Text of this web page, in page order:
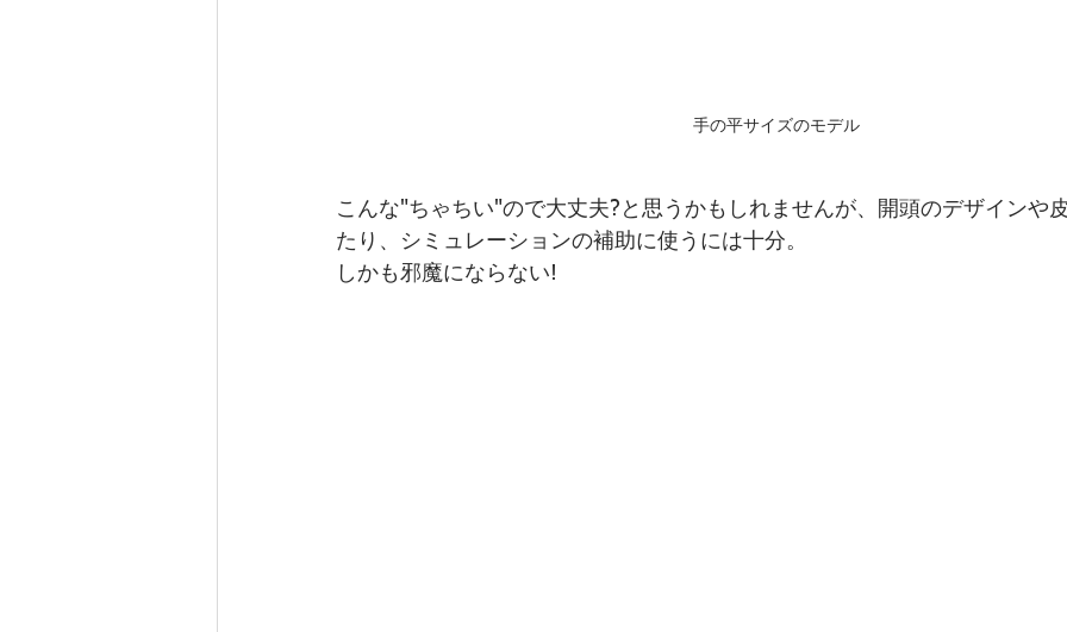
手の平サイズのモデル
こんな"ちゃちい"ので大丈夫?と思うかもしれませんが、開頭のデザインや
たり、シミュレーションの補助に使うには十分。
しかも邪魔にならない!